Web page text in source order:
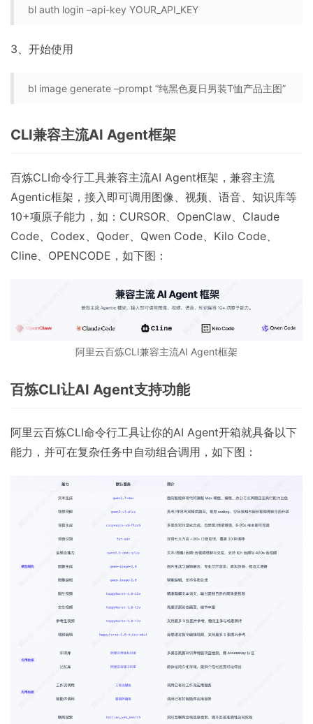
bl auth login –api-key YOUR_API_KEY
3、开始使用
bl image generate –prompt “纯黑色夏日男装T恤产品主图”
CLI兼容主流AI Agent框架
百炼CLI命令行工具兼容主流AI Agent框架，兼容主流
Agentic框架，接入即可调用图像、视频、语音、知识库等
10+项原子能力，如：CURSOR、OpenClaw、Claude
Code、Codex、Qoder、Qwen Code、Kilo Code、
Cline、OPENCODE，如下图：
阿里云百炼CLI兼容主流AI Agent框架
百炼CLI让AI Agent支持功能
阿里云百炼CLI命令行工具让你的AI Agent开箱就具备以下
能力，并可在复杂任务中自动组合调用，如下图：